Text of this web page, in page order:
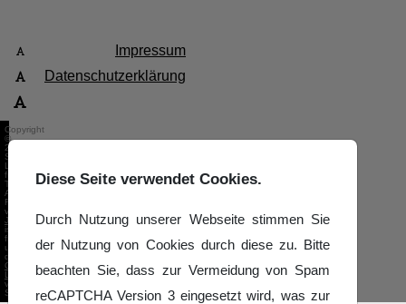
Diese Seite verwendet Cookies.
Durch Nutzung unserer Webseite stimmen Sie
der Nutzung von Cookies durch diese zu. Bitte
beachten Sie, dass zur Vermeidung von Spam
reCAPTCHA Version 3 eingesetzt wird, was zur
Impressum
Datenschutzerklärung
Copyright
©
2026
Saarländischer
Landesverband
für
Tanzsport.
Alle
Rechte
vorbehalten.
Joomla!
ist
freie,
unter
der
GNU/GPL-
Lizenz
veröffentlichte
Software.